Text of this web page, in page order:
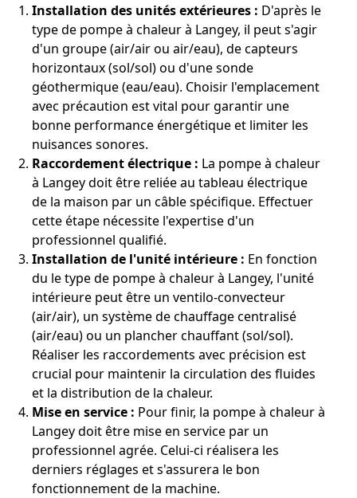
Installation des unités extérieures : D'après le
type de pompe à chaleur à Langey, il peut s'agir
d'un groupe (air/air ou air/eau), de capteurs
horizontaux (sol/sol) ou d'une sonde
géothermique (eau/eau). Choisir l'emplacement
avec précaution est vital pour garantir une
bonne performance énergétique et limiter les
nuisances sonores.
Raccordement électrique : La pompe à chaleur
à Langey doit être reliée au tableau électrique
de la maison par un câble spécifique. Effectuer
cette étape nécessite l'expertise d'un
professionnel qualifié.
Installation de l'unité intérieure : En fonction
du le type de pompe à chaleur à Langey, l'unité
intérieure peut être un ventilo-convecteur
(air/air), un système de chauffage centralisé
(air/eau) ou un plancher chauffant (sol/sol).
Réaliser les raccordements avec précision est
crucial pour maintenir la circulation des fluides
et la distribution de la chaleur.
Mise en service : Pour finir, la pompe à chaleur à
Langey doit être mise en service par un
professionnel agrée. Celui-ci réalisera les
derniers réglages et s'assurera le bon
fonctionnement de la machine.